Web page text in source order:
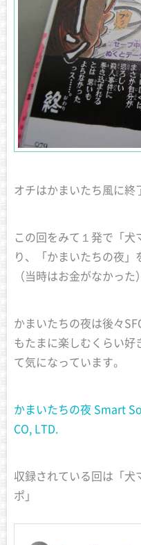
オチはかまいたち風に終
この回をみて１発で「
り、「かまいたちの夜」
（当時はお金がなかった）
かまいたちの夜は後々
もたまに楽しむくらい
て気になっています。
かまいたちの夜 Smart
CO, LTD.
収録されている回は「
ポ」